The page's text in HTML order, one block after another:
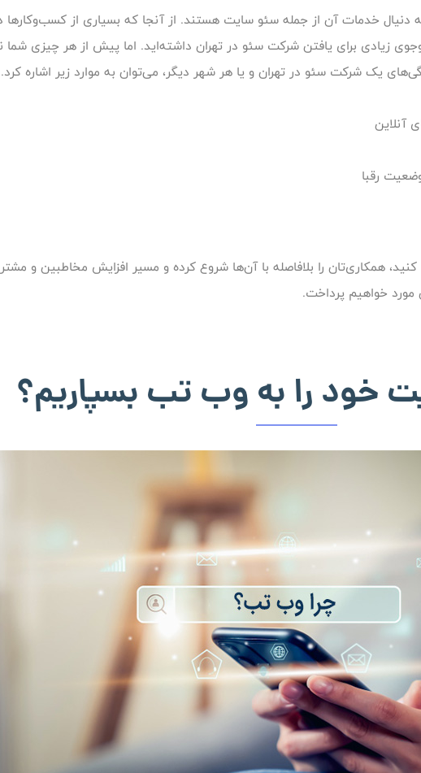
خدمات آن از جمله سئو سایت هستند. از آنجا که بسیاری از کسب‌وکارها در
زیادی برای یافتن شرکت سئو در تهران داشته‌اید. اما پیش از هر چیزی شما
یک شرکت سئو در تهران و یا هر شهر دیگر، می‌توان به موارد زیر اشاره کرد.
آنلاین
رقبا
همکاری‌تان را بلافاصله با آن‌ها شروع کرده و مسیر افزایش مخاطبین و
مورد خواهیم پرداخت.
خود را به وب تب بسپاریم؟